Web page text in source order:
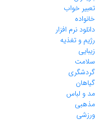
تعبیر خواب
خانواده
دانلود نرم افزار
رژیم و تغذیه
زیبایی
سلامت
گردشگری
گیاهان
مد و لباس
مذهبی
ورزشی